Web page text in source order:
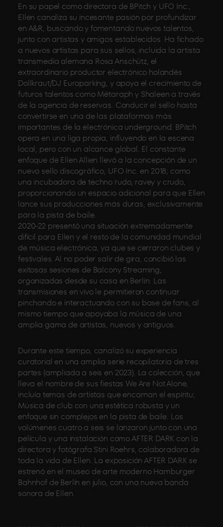
En su papel como directora de BPitch y UFO Inc.,
Ellen canaliza su incesante pasión por profundizar
en A&R, buscando y fomentando nuevos talentos,
junto con artistas y amigos establecidos. Ha fichado
a nuevos artistas para sus sellos, incluida la artista
transmedia alemana Rosa Anschütz, el
extraordinario productor electrónico holandés
Dollkraut/DJ Europarking, y apoya el crecimiento de
futuros talentos como Métaraph y Shaleen a través
de la agencia de reservas. Conducir el sello hasta
convertirse en una de las plataformas más
importantes de la electrónica underground. BPitch
opera en una liga propia, influyendo en la escena
local, pero con un alcance global. El constante
enfoque de Ellen Allien llevó a la concepción de un
nuevo sello discográfico, UFO Inc. en 2018; como
una incubadora de techno rudo, ravey y crudo,
proporcionando un espacio adicional para que Ellen
lance sus producciones más duras, exclusivamente
para la pista de baile.
2020-22 presentó una situación extremadamente
difícil para Ellen y el resto de la comunidad mundial
de música electrónica, ya que se cerraron clubes y
festivales. Al no poder salir de gira, concibió las
exitosas sesiones de Balcony Streaming,
organizadas desde su casa en Berlín. Las
transmisiones en vivo le permitieron continuar
pinchando e interactuando con su base de fans, al
mismo tiempo que apoyaba la música de una
amplia gama de artistas, nuevos y antiguos.
Durante este tiempo, canalizó su experiencia
curatorial en una amplia serie recopilatoria de tres
partes (ampliada a seis en 2023). La colección, que
lleva el nombre de sus fiestas We Are Not Alone,
incluía temas de artistas que encarnan el espíritu;
Música de club con una estética robusta y un
enfoque sin complejos en la pista de baile. Los
volúmenes cuatro a seis se lanzaron junto con una
película y una instalación como AFTER DARK con la
directora y fotógrafa Stini Roehrs, colaboradora de
toda la vida de Ellen. La exposición AFTER DARK se
estrenó en el museo de arte moderno Hamburger
Bahnhof de Berlín en julio, con una nueva banda
sonora de Ellen.